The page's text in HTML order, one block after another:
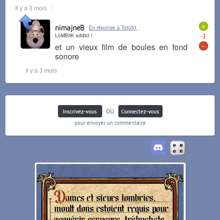
Il y a 3 mois
+
-1
-
nimajneB
En réponse à Toto51
LoMBriK addict !
et un vieux film de boules en fond
sonore
Il y a 3 mois
Inscrivez-vous ou
Connectez-vous
pour envoyer un commentaire